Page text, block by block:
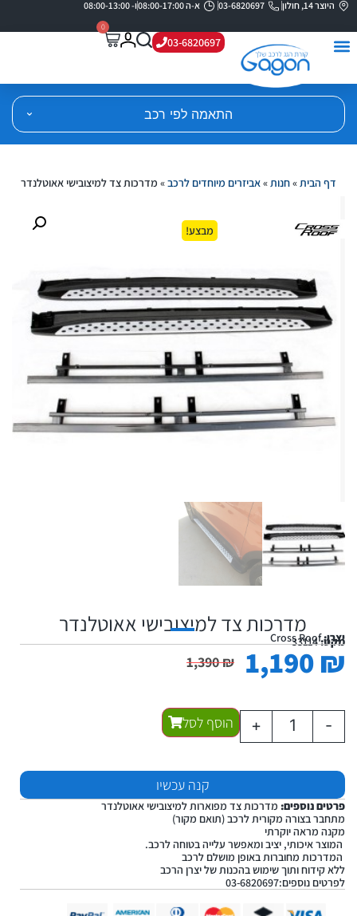
היוצר 14, חולון 03-6820697 א-ה 08:00-17:00 ו- 08:00-13:00
03-6820697
0
התאמה לפי רכב
דף הבית»חנות»אביזרים מיוחדים לרכב» מדרכות צד למיצובישי אאוטלנדר
מבצע!
מדרכות צד למיצובישי אאוטלנדר
יצרן:Cross Roofמקט:33114
1,390₪ 1,190₪
-
+ הוסף לסל
קנה עכשיו
פרטים נוספים: מדרכות צד מפוארות למיצובישי אאוטלנדר
מתחבר בצורה מקורית לרכב (תואם מקור)
מקנה מראה יוקרתי
המוצר איכותי, יציב ומאפשר עלייה בטוחה לרכב.
המדרכות מחוברות באופן מושלם לרכב
ללא קידוח ותוך שימוש בהכנות של יצרן הרכב
לפרטים נוספים:03-6820697